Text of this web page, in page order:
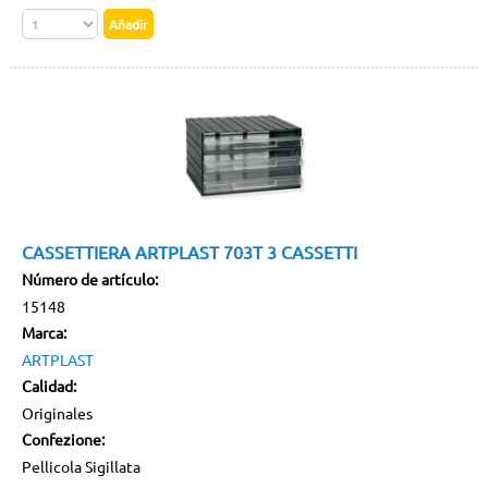
CASSETTIERA ARTPLAST 703T 3 CASSETTI
Número de artículo:
15148
Marca:
ARTPLAST
Calidad:
Originales
Confezione:
Pellicola Sigillata